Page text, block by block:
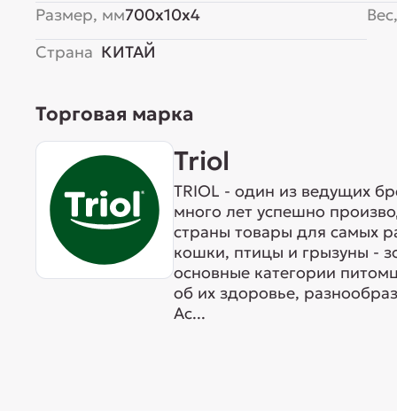
Размер, мм700x10x4
Страна КИТАЙ
Торговая марка
Triol
TRIOL - один из ведущих
много лет успешно
страны товары для самых
кошки, птицы и грызуны -
основные категории
об их здоровье,
Ас...